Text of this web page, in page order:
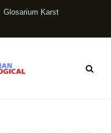
Glosarium Karst